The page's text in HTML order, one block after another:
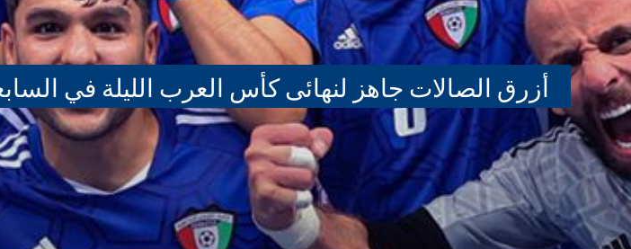
أزرق الصالات جاهز لنهائى كأس العرب الليلة في